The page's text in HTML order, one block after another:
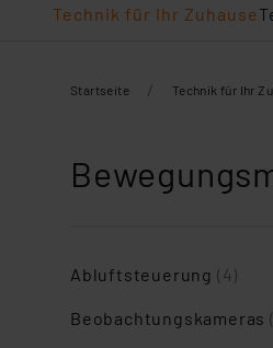
Technik für Ihr Zuhause
Startseite / Technik für Ihr
Abluftsteuerung (4)
Beobachtungskameras